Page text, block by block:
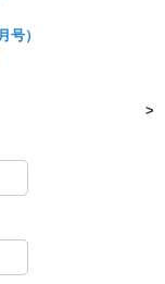
号）